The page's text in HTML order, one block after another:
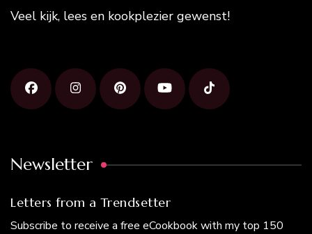
Veel kijk, lees en kookplezier gewenst!
Newsletter
Letters from a Trendsetter
Subscribe to receive a free eCookbook with my top 150